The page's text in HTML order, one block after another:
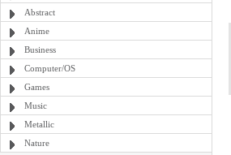
Abstract
Anime
Business
Computer/OS
Games
Music
Metallic
Nature